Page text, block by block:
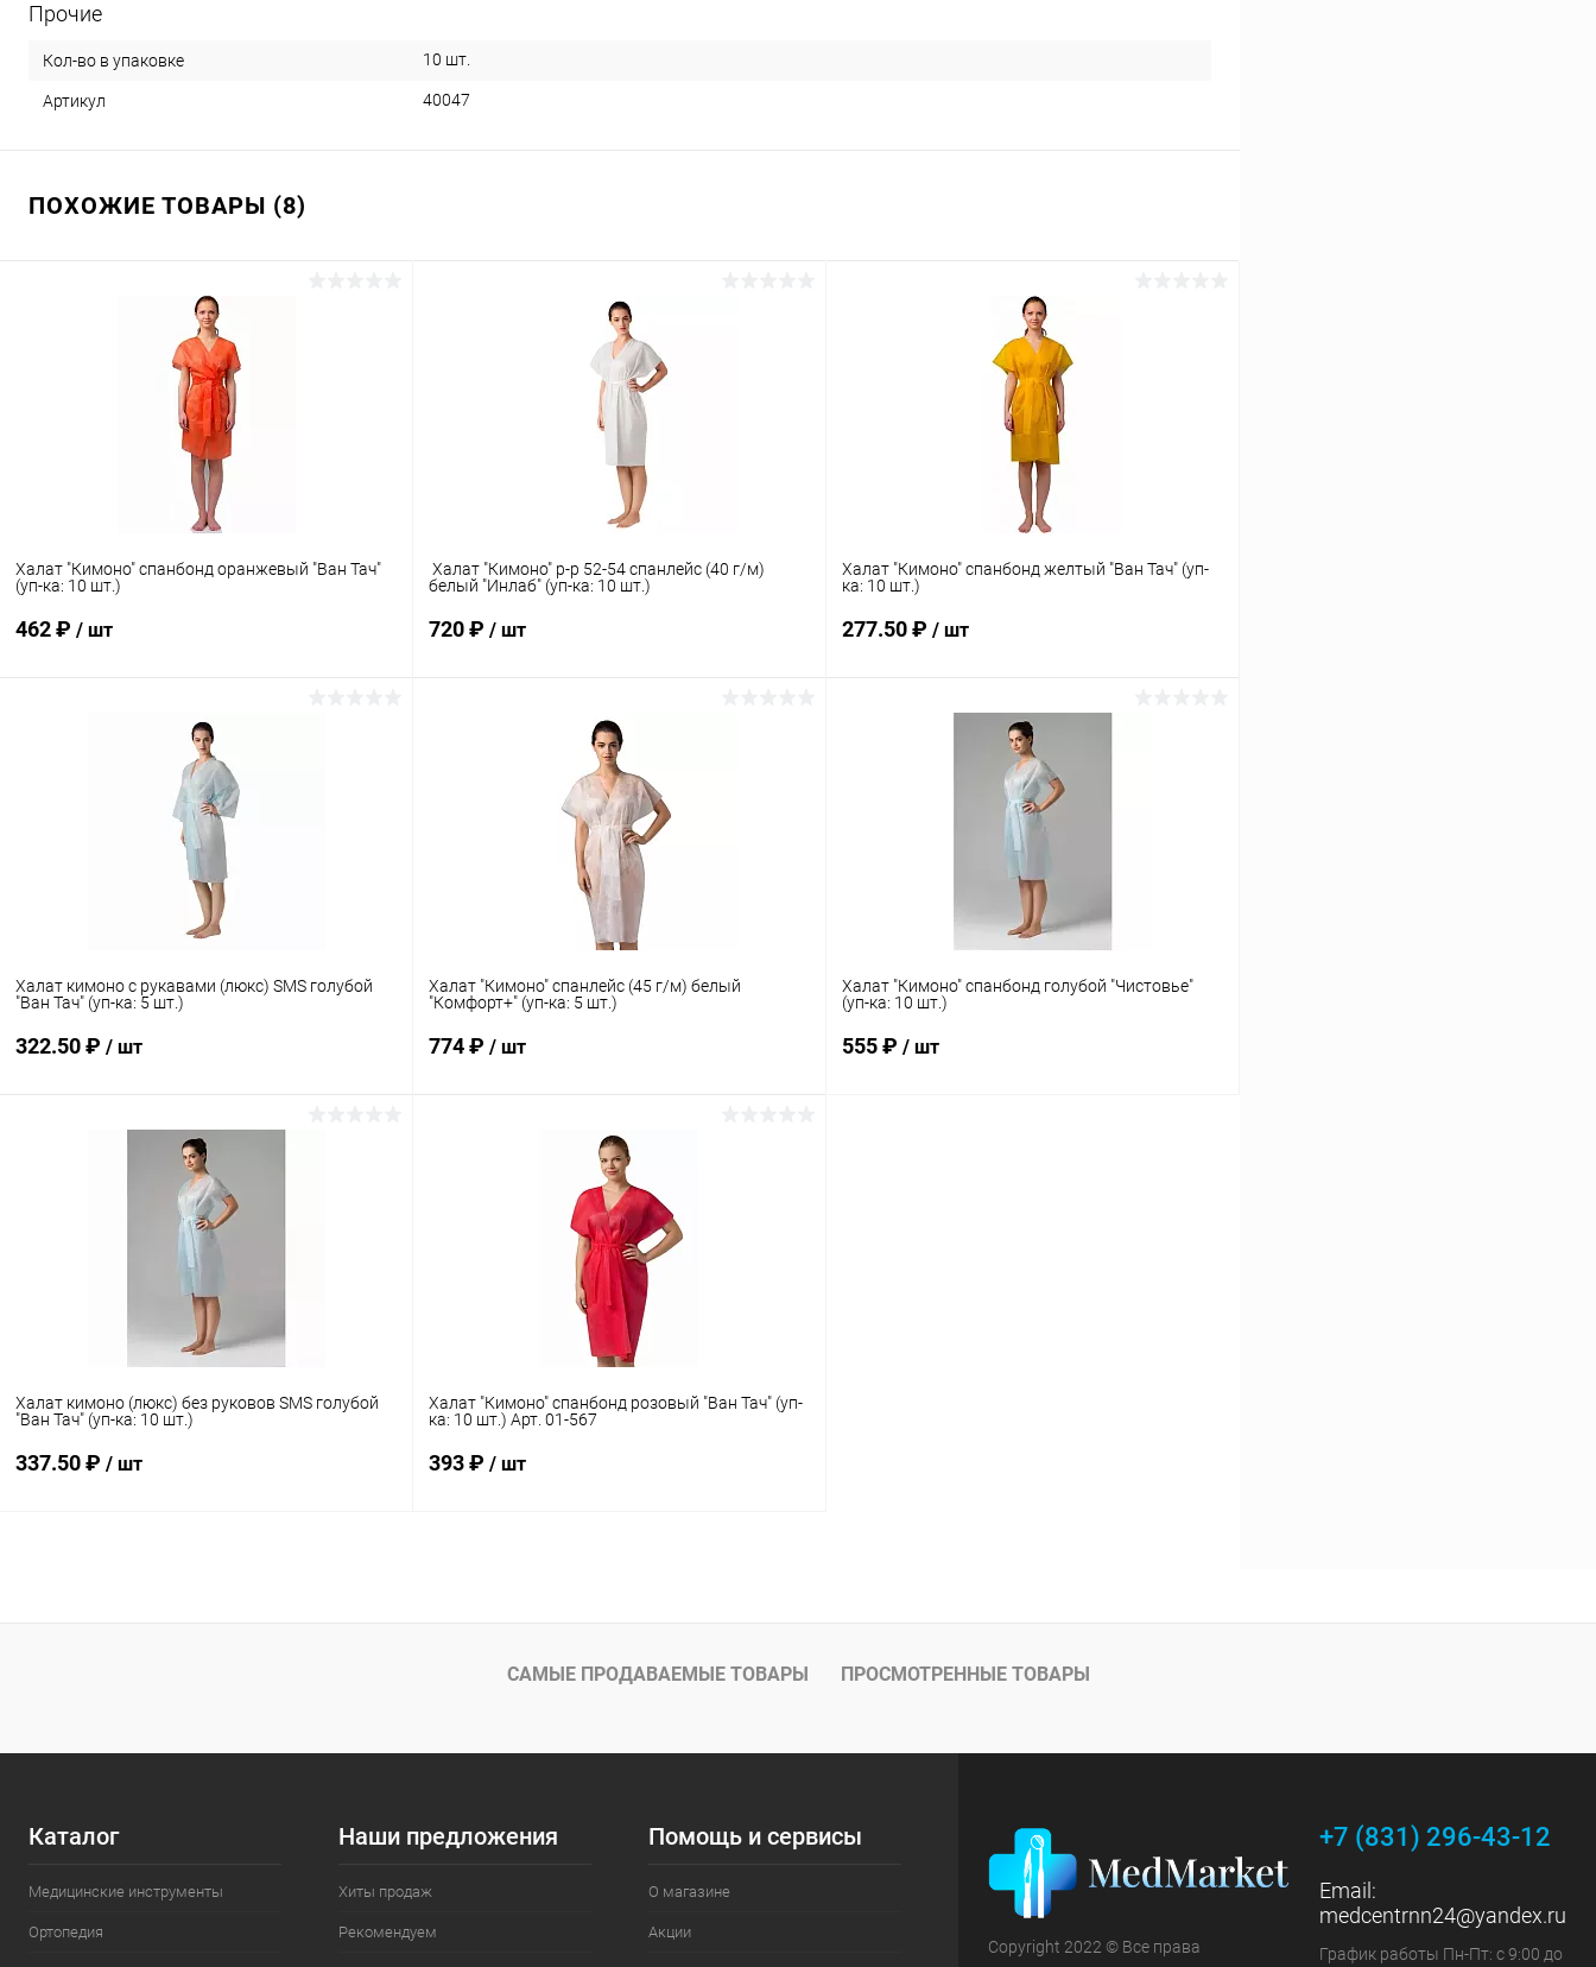
Прочие
Кол-во в упаковке 10 шт.
Артикул 40047
ПОХОЖИЕ ТОВАРЫ (8)
Халат "Кимоно" спанбонд оранжевый "Ван Тач"
(уп-ка: 10 шт.)
462 ₽ / шт
В корзину
Халат "Кимоно" р-р 52-54 спанлейс (40 г/м)
белый "Инлаб" (уп-ка: 10 шт.)
720 ₽ / шт
В корзину
Под заказ
Халат "Кимоно" спанбонд желтый "Ван Тач" (уп-
ка: 10 шт.)
277.50 ₽ / шт
В корзину
Халат кимоно с рукавами (люкс) SMS голубой
"Ван Тач" (уп-ка: 5 шт.)
322.50 ₽ / шт
В корзину
Халат "Кимоно" спанлейс (45 г/м) белый
"Комфорт+" (уп-ка: 5 шт.)
774 ₽ / шт
В корзину
Сравнение
Под заказ
Халат "Кимоно" спанбонд голубой "Чистовье"
(уп-ка: 10 шт.)
555 ₽ / шт
Халат кимоно (люкс) без руковов SMS голубой
"Ван Тач" (уп-ка: 10 шт.)
337.50 ₽ / шт
Купить в 1 клик Сравнение
Халат "Кимоно" спанбонд розовый "Ван Тач" (уп-
ка: 10 шт.) Арт. 01-567
393 ₽ / шт
Купить в 1 клик Сравнение
В избранное Под заказ
САМЫЕ ПРОДАВАЕМЫЕ ТОВАРЫ ПРОСМОТРЕННЫЕ ТОВАРЫ
Каталог
Медицинские инструменты
Ортопедия
Наши предложения
Хиты продаж
Рекомендуем
Помощь и сервисы
О магазине
Акции
Copyright 2022 © Все права
+7 (831) 296-43-12
Email:
medcentrnn24@yandex.ru
График работы Пн-Пт: с 9:00 до